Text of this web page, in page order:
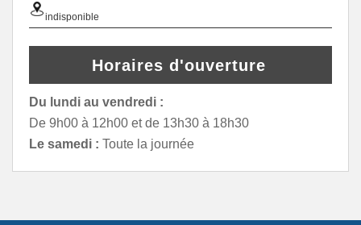
indisponible
Horaires d'ouverture
Du lundi au vendredi :
De 9h00 à 12h00 et de 13h30 à 18h30
Le samedi : Toute la journée